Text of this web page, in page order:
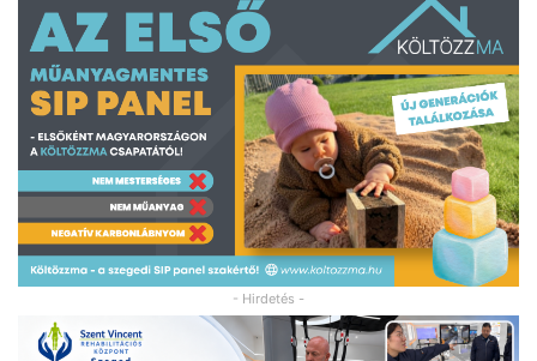
- Hirdetés -